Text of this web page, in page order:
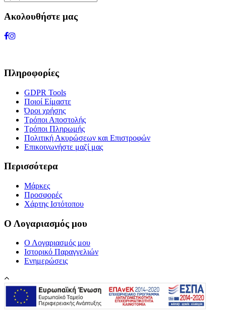
Ακολουθήστε μας
Πληροφορίες
GDPR Tools
Ποιοί Είμαστε
Όροι χρήσης
Τρόποι Αποστολής
Τρόποι Πληρωμής
Πολιτική Ακυρώσεων και Επιστροφών
Επικοινωνήστε μαζί μας
Περισσότερα
Μάρκες
Προσφορές
Χάρτης Ιστότοπου
Ο Λογαριασμός μου
Ο Λογαριασμός μου
Ιστορικό Παραγγελιών
Ενημερώσεις